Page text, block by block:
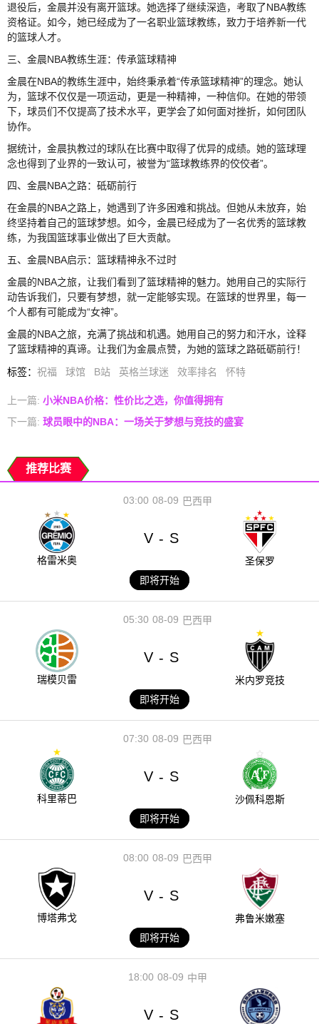
退役后，金晨并没有离开篮球。她选择了继续深造，考取了NBA教练
资格证。如今，她已经成为了一名职业篮球教练，致力于培养新一代
的篮球人才。
三、金晨NBA教练生涯：传承篮球精神
金晨在NBA的教练生涯中，始终秉承着“传承篮球精神”的理念。她认
为，篮球不仅仅是一项运动，更是一种精神，一种信仰。在她的带领
下，球员们不仅提高了技术水平，更学会了如何面对挫折，如何团队
协作。
据统计，金晨执教过的球队在比赛中取得了优异的成绩。她的篮球理
念也得到了业界的一致认可，被誉为“篮球教练界的佼佼者”。
四、金晨NBA之路：砥砺前行
在金晨的NBA之路上，她遇到了许多困难和挑战。但她从未放弃，始
终坚持着自己的篮球梦想。如今，金晨已经成为了一名优秀的篮球教
练，为我国篮球事业做出了巨大贡献。
五、金晨NBA启示：篮球精神永不过时
金晨的NBA之旅，让我们看到了篮球精神的魅力。她用自己的实际行
动告诉我们，只要有梦想，就一定能够实现。在篮球的世界里，每一
个人都有可能成为“女神”。
金晨的NBA之旅，充满了挑战和机遇。她用自己的努力和汗水，诠释
了篮球精神的真谛。让我们为金晨点赞，为她的篮球之路砥砺前行！
标签： 祝福 球馆 B站 英格兰球迷 效率排名 怀特
上一篇: 小米NBA价格：性价比之选，你值得拥有
下一篇: 球员眼中的NBA：一场关于梦想与竞技的盛宴
推荐比赛
08-09
03:00 巴西甲
格雷米奥
V - S
圣保罗
即将开始
08-09
05:30 巴西甲
瑞模贝雷
V - S
米内罗竞技
即将开始
08-09
07:30 巴西甲
科里蒂巴
V - S
沙佩科恩斯
即将开始
08-09
08:00 巴西甲
博塔弗戈
V - S
弗鲁米嫩塞
即将开始
08-09
18:00 中甲
V - S